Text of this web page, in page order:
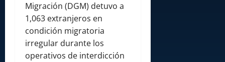
Migración (DGM) detuvo a
1,063 extranjeros en
condición migratoria
irregular durante los
operativos de interdicción